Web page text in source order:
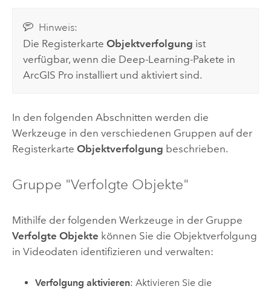
Hinweis:
Die RegisterkarteObjektverfolgung ist
verfügbar, wenn die Deep-Learning-Pakete in
ArcGIS Pro installiert und aktiviert sind.
In den folgenden Abschnitten werden die
Werkzeuge in den verschiedenen Gruppen auf der
Registerkarte Objektverfolgung beschrieben.
Gruppe "Verfolgte Objekte"
Mithilfe der folgenden Werkzeuge in der Gruppe
Verfolgte Objekte können Sie die Objektverfolgung
in Videodaten identifizieren und verwalten:
Verfolgung aktivieren: Aktivieren Sie die